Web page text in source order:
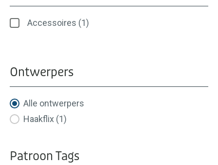
Categorieën
Accessoires (1)
Ontwerpers
Ontwerpers
Alle ontwerpers
Haakflix (1)
Patroon Tags